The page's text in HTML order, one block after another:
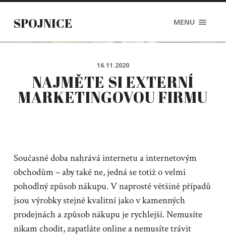
SPOJNICE MENU
16.11.2020
NAJMĚTE SI EXTERNÍ
MARKETINGOVOU FIRMU
Současné doba nahrává internetu a internetovým
obchodům – aby také ne, jedná se totiž o velmi
pohodlný způsob nákupu. V naprosté většině případů
jsou výrobky stejně kvalitní jako v kamenných
prodejnách a způsob nákupu je rychlejší. Nemusíte
nikam chodit, zapatláte online a nemusíte trávit